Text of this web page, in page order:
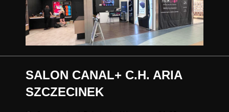
SALON CANAL+ C.H. ARIA
SZCZECINEK